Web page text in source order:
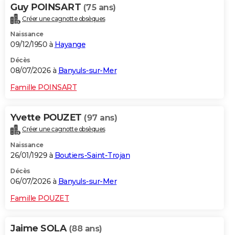
Guy POINSART (75 ans)
Créer une cagnotte obsèques
Naissance
09/12/1950 à Hayange
Décès
08/07/2026 à Banyuls-sur-Mer
Famille POINSART
Yvette POUZET (97 ans)
Créer une cagnotte obsèques
Naissance
26/01/1929 à Boutiers-Saint-Trojan
Décès
06/07/2026 à Banyuls-sur-Mer
Famille POUZET
Jaime SOLA (88 ans)